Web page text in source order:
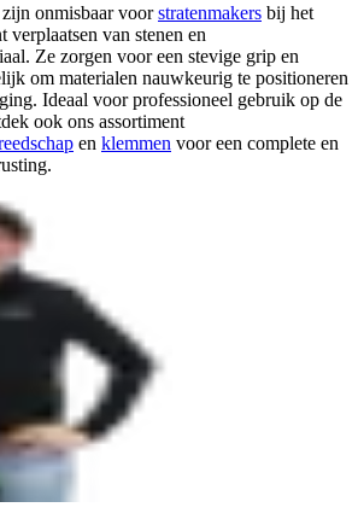
onmisbaar voorstratenmakers bij het
van stenen en
Ze zorgen voor een stevige grip en
om materialen nauwkeurig te positioneren
Ideaal voor professioneel gebruik op de
ook ons assortiment
en klemmen voor een complete en